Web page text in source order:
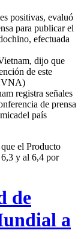
positivas, evaluó
para publicar el
efectuada
dijo que
de este
registra señales
de prensa
país
el Producto
y al 6,4 por
de
a